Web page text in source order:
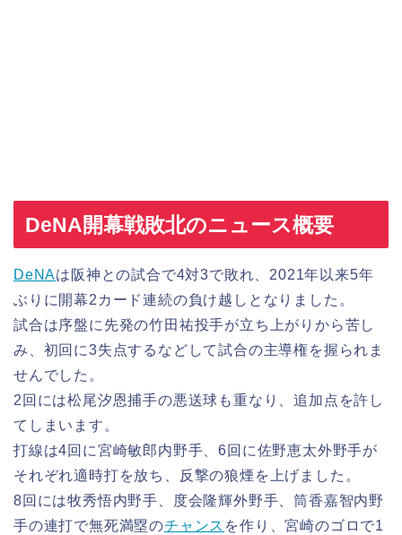
DeNA開幕戦敗北のニュース概要
DeNAは阪神との試合で4対3で敗れ、2021年以来5年
ぶりに開幕2カード連続の負け越しとなりました。
試合は序盤に先発の竹田祐投手が立ち上がりから苦し
み、初回に3失点するなどして試合の主導権を握られま
せんでした。
2回には松尾汐恩捕手の悪送球も重なり、追加点を許し
てしまいます。
打線は4回に宮崎敏郎内野手、6回に佐野恵太外野手が
それぞれ適時打を放ち、反撃の狼煙を上げました。
8回には牧秀悟内野手、度会隆輝外野手、筒香嘉智内野
手の連打で無死満塁のチャンス を作り、宮崎のゴロで1